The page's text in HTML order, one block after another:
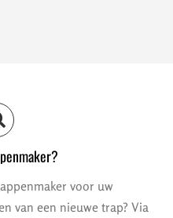
voor uw
van een nieuwe trap? Via